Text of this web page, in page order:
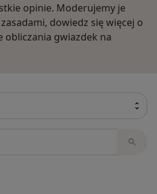
opinie. Moderujemy je
dowiedz się więcej o
obliczania gwiazdek na